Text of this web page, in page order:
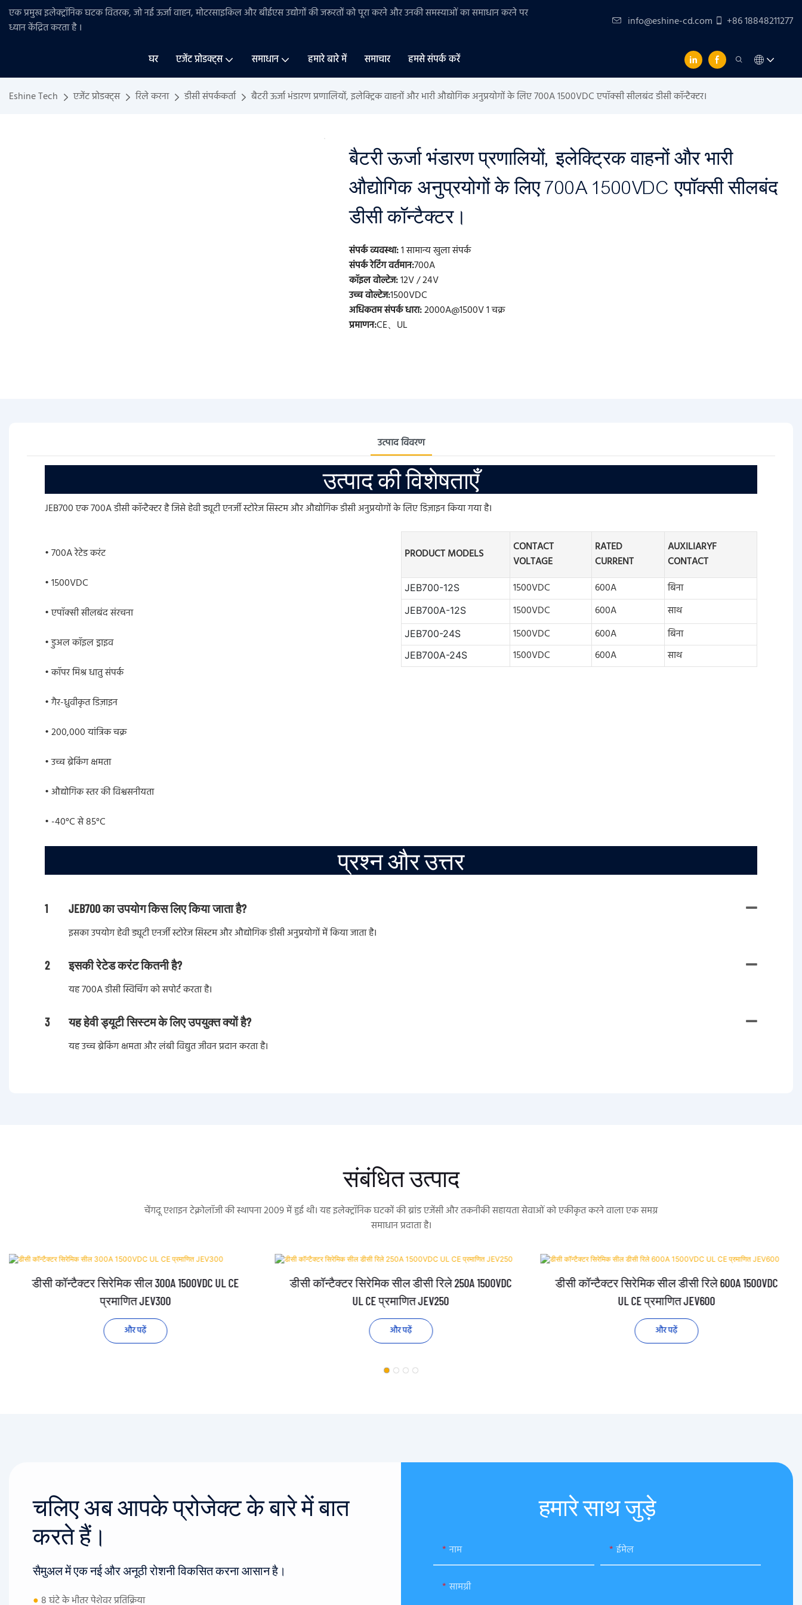
एक प्रमुख इलेक्ट्रॉनिक घटक वितरक, जो नई ऊर्जा वाहन, मोटरसाइकिल और बीईएसउद्योगों कीजरूरतों को पूरा करने और उनकी समस्याओं का समाधान करने पर
ध्यान केंद्रित करता है। info@eshine-cd.com +86 18848211277
घर एजेंट प्रोडक्ट्स समाधान हमारे बारे में समाचार हमसे संपर्क करें
Eshine Tech एजेंट प्रोडक्ट्स रिले करना डीसी संपर्ककर्ता बैटरी ऊर्जा भंडारण प्रणालियों, इलेक्ट्रिक वाहनों और भारी औद्योगिक अनुप्रयोगों के लिए 700A 1500VDC एपॉक्सी सीलबंद डीसी कॉन्टैक्टर।
बैटरी ऊर्जा भंडारण प्रणालियों, इलेक्ट्रिक वाहनों और भारी
औद्योगिक अनुप्रयोगों के लिए 700A 1500VDC एपॉक्सी सीलबंद
डीसी कॉन्टैक्टर।
संपर्क व्यवस्था:1 सामान्य खुला संपर्क
संपर्क रेटिंग वर्तमान:700A
कॉइल वोल्टेज:12V / 24V
उच्च वोल्टेज:1500VDC
अधिकतम संपर्क धारा:2000A@1500V 1 चक्र
प्रमाणन:CE、UL
उत्पाद विवरण
उत्पाद की विशेषताएँ
JEB700 एक 700A डीसी कॉन्टैक्टर है जिसे हेवी ड्यूटी एनर्जी स्टोरेज सिस्टम और औद्योगिक डीसी अनुप्रयोगों के लिए डिज़ाइन किया गया है।
• 700A रेटेड करंट
• 1500VDC
• एपॉक्सी सीलबंद संरचना
• डुअल कॉइल ड्राइव
• कॉपर मिश्र धातु संपर्क
• गैर-ध्रुवीकृत डिज़ाइन
• 200,000 यांत्रिक चक्र
• उच्च ब्रेकिंग क्षमता
• औद्योगिक स्तर की विश्वसनीयता
• -40°C से 85°C
PRODUCT MODELS
CONTACT
VOLTAGE
RATED
CURRENT
AUXILIARYF
CONTACT
JEB700-12S 1500VDC 600A बिना
JEB700A-12S 1500VDC 600A साथ
JEB700-24S 1500VDC 600A बिना
JEB700A-24S 1500VDC 600A साथ
प्रश्न और उत्तर
1 JEB700 का उपयोग किस लिए किया जाता है?
इसका उपयोग हेवी ड्यूटी एनर्जी स्टोरेज सिस्टम और औद्योगिक डीसी अनुप्रयोगों में किया जाता है।
2 इसकी रेटेड करंट कितनी है?
यह 700A डीसी स्विचिंग को सपोर्ट करता है।
3 यह हेवी ड्यूटी सिस्टम के लिए उपयुक्त क्यों है?
यह उच्च ब्रेकिंग क्षमता और लंबी विद्युत जीवन प्रदान करता है।
संबंधित उत्पाद
चेंगदू एशाइन टेक्नोलॉजी की स्थापना 2009 में हुई थी। यह इलेक्ट्रॉनिक घटकों की ब्रांड एजेंसी और तकनीकी सहायता सेवाओं को एकीकृत करने वाला एक समग्र
समाधान प्रदाता है।
डीसी कॉन्टैक्टर सिरेमिक सील 300A 1500VDC UL CE
प्रमाणित JEV300
और पढ़ें
डीसी कॉन्टैक्टर सिरेमिक सील डीसी रिले 250A 1500VDC
UL CE प्रमाणित JEV250
और पढ़ें
डीसी कॉन्टैक्टर सिरेमिक सील डीसी रिले 600A 1500VDC
UL CE प्रमाणित JEV600
और पढ़ें
चलिए अब आपके प्रोजेक्ट के बारे में बात
करते हैं।
सैमुअल में एक नई और अनूठी रोशनी विकसित करना आसान है।
● 8 घंटे के भीतर पेशेवर प्रतिक्रिया
हमारे साथ जुड़े
नाम ईमेल
सामग्री